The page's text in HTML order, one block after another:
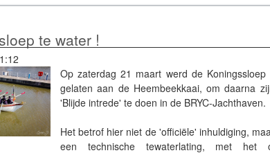
te water !
Op zaterdag 21 maart werd de Koningssloep
gelaten aan de Heembeekkaai, om daarna
'Blijde intrede' te doen in de BRYC-Jachthaven.
Het betrof hier niet de 'officiële' inhuldiging,
een technische tewaterlating, met het